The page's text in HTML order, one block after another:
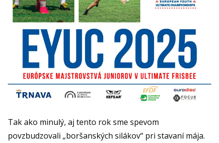
Tak ako minulý, aj tento rok sme spevom
povzbudzovali „boršanských silákov“ pri stavaní mája.